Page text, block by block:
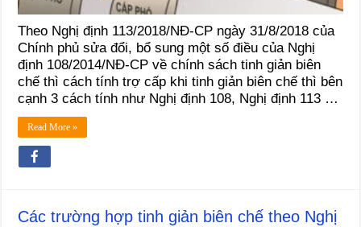
Theo Nghị định 113/2018/NĐ-CP ngày 31/8/2018 của
Chính phủ sửa đổi, bổ sung một số điều của Nghị
định 108/2014/NĐ-CP về chính sách tinh giản biên
chế thì cách tính trợ cấp khi tinh giản biên chế thì bên
cạnh 3 cách tính như Nghị định 108, Nghị định 113 …
Read More »
Các trường hợp tinh giản biên chế theo Nghị